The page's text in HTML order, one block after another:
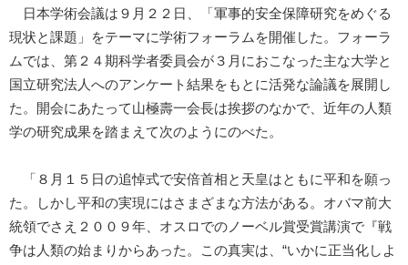
日本学術会議は９月２２日、「軍事的安全保障研究をめぐる
現状と課題」をテーマに学術フォーラムを開催した。フォーラ
ムでは、第２４期科学者委員会が３月におこなった主な大学と
国立研究法人へのアンケート結果をもとに活発な論議を展開し
た。開会にあたって山極壽一会長は挨拶のなかで、近年の人類
学の研究成果を踏まえて次のようにのべた。
「８月１５日の追悼式で安倍首相と天皇はともに平和を願っ
た。しかし平和の実現にはさまざまな方法がある。オバマ前大
統領でさえ２００９年、オスロでのノーベル賞受賞講演で『戦
争は人類の始まりからあった。この真実は、“いかに正当化しよ